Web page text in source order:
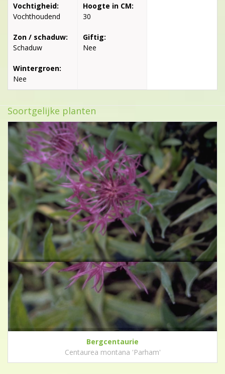
Vochtigheid:
Vochthoudend
Zon / schaduw:
Schaduw
Wintergroen:
Nee
Hoogte in CM:
30
Giftig:
Nee
Soortgelijke planten
Bergcentaurie
Centaurea montana 'Parham'